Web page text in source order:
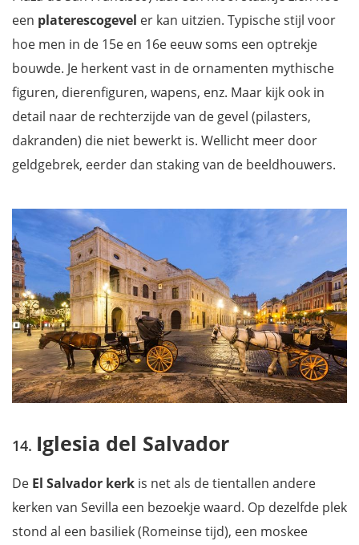
een platerescogevel er kan uitzien. Typische stijl voor
hoe men in de 15e en 16e eeuw soms een optrekje
bouwde. Je herkent vast in de ornamenten mythische
figuren, dierenfiguren, wapens, enz. Maar kijk ook in
detail naar de rechterzijde van de gevel (pilasters,
dakranden) die niet bewerkt is. Wellicht meer door
geldgebrek, eerder dan staking van de beeldhouwers.
Iglesia del Salvador
De El Salvador kerk is net als de tientallen andere
kerken van Sevilla een bezoekje waard. Op dezelfde plek
stond al een basiliek (Romeinse tijd), een moskee